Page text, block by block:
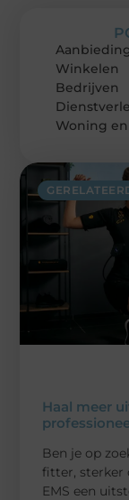
Haal meer
Ben je op
fitter, sterker
EMS een
Winkelen
Bedrijven
Woning en